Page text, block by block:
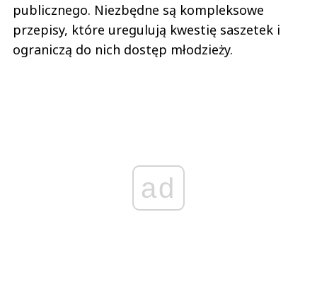
publicznego. Niezbędne są kompleksowe
przepisy, które uregulują kwestię saszetek i
ograniczą do nich dostęp młodzieży.
ad